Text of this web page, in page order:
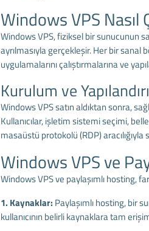
Windows VPS Nasıl
Windows VPS, fiziksel bir sunucunun
ayrılmasıyla gerçekleşir. Her bir sanal
uygulamalarını çalıştırmalarına ve
Kurulum ve
Windows VPS satın aldıktan sonra,
Kullanıcılar, işletim sistemi seçimi,
masaüstü protokolü (RDP)
Windows VPS ve
Windows VPS ve paylaşımlı hosting,
1. Kaynaklar: Paylaşımlı hosting, bir
kullanıcının belirli kaynaklara tam